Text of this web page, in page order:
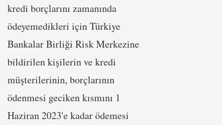
kredi borçlarını zamanında
ödeyemedikleri için Türkiye
Bankalar Birliği Risk Merkezine
bildirilen kişilerin ve kredi
müşterilerinin, borçlarının
ödenmesi geciken kısmını 1
Haziran 2023'e kadar ödemesi